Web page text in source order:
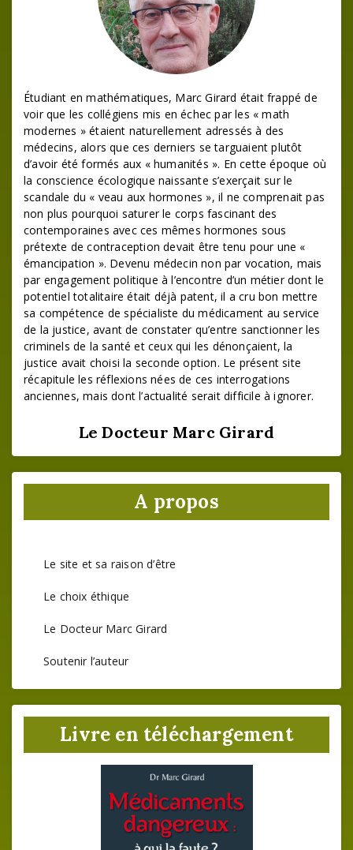
Étudiant en mathématiques, Marc Girard était frappé de
voir que les collégiens mis en échec par les « math
modernes » étaient naturellement adressés à des
médecins, alors que ces derniers se targuaient plutôt
d’avoir été formés aux « humanités ». En cette époque où
la conscience écologique naissante s’exerçait sur le
scandale du « veau aux hormones », il ne comprenait pas
non plus pourquoi saturer le corps fascinant des
contemporaines avec ces mêmes hormones sous
prétexte de contraception devait être tenu pour une «
émancipation ». Devenu médecin non par vocation, mais
par engagement politique à l’encontre d’un métier dont le
potentiel totalitaire était déjà patent, il a cru bon mettre
sa compétence de spécialiste du médicament au service
de la justice, avant de constater qu’entre sanctionner les
criminels de la santé et ceux qui les dénonçaient, la
justice avait choisi la seconde option. Le présent site
récapitule les réflexions nées de ces interrogations
anciennes, mais dont l’actualité serait difficile à ignorer.
Le Docteur Marc Girard
A propos
Le site et sa raison d’être
Le choix éthique
Le Docteur Marc Girard
Soutenir l’auteur
Livre en téléchargement